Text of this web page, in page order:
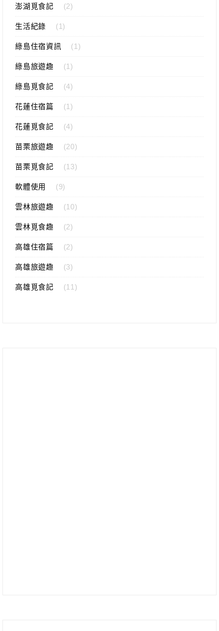
澎湖覓食記 (2)
生活紀錄 (1)
綠島住宿資訊 (1)
綠島旅遊趣 (1)
綠島覓食記 (4)
花蓮住宿篇 (1)
花蓮覓食記 (4)
苗栗旅遊趣 (20)
苗栗覓食記 (13)
軟體使用 (9)
雲林旅遊趣 (10)
雲林覓食趣 (2)
高雄住宿篇 (2)
高雄旅遊趣 (3)
高雄覓食記 (11)